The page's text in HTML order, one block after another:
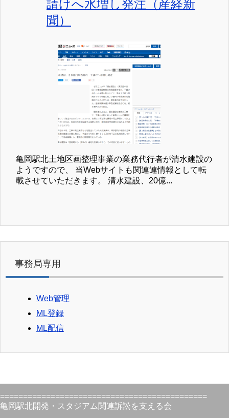
請けへ水増し発注（産経新
聞）
亀岡駅北土地区画整理事業の業務代行者が清水建設の
ようですので、 当Webサイトも関連連情報として転
載させていただきます。 清水建設、20億...
事務局専用
Web管理
ML登録
ML配信
=============================================
亀岡駅北開発・スタジアム関連訴訟を支える会